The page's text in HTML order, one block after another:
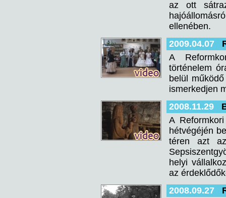
az ott
ellenében.
2009.04.07
A
történelem
belül
ismerkedjen
2008.11.29
A
hétvégéjén
téren azt
helyi
az
2008.09.27